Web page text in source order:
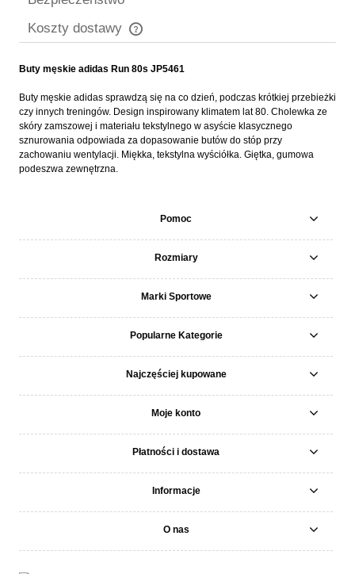
Koszty dostawy
Cena nie zawiera ewentualnych kosztów płatności
Buty męskie adidas Run 80s JP5461
Buty męskie adidas sprawdzą się na co dzień, podczas krótkiej przebieżki
czy innych treningów. Design inspirowany klimatem lat 80. Cholewka ze
skóry zamszowej i materiału tekstylnego w asyście klasycznego
sznurowania odpowiada za dopasowanie butów do stóp przy
zachowaniu wentylacji. Miękka, tekstylna wyściółka. Giętka, gumowa
podeszwa zewnętrzna.
Pomoc
Rozmiary
Marki Sportowe
Popularne Kategorie
Najczęściej kupowane
Moje konto
Płatności i dostawa
Informacje
O nas